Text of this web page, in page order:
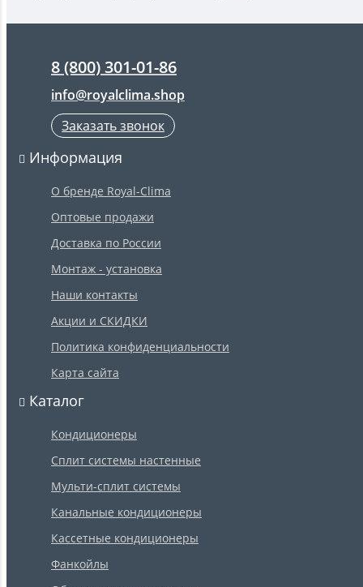
8 (800) 301-01-86
info@royalclima.shop
Заказать звонок
Информация
О бренде Royal-Clima
Оптовые продажи
Доставка по России
Монтаж - установка
Наши контакты
Акции и СКИДКИ
Политика конфиденциальности
Карта сайта
Каталог
Кондиционеры
Сплит системы настенные
Мульти-сплит системы
Канальные кондиционеры
Кассетные кондиционеры
Фанкойлы